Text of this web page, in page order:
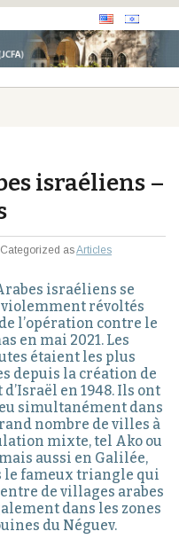
israéliens –
asArticles
israéliens se
révoltés
l’opération contre le
en mai 2021. Les
étaient les plus
depuis la création de
d’Israël en 1948. Ils ont
simultanément dans
nombre de villes à
mixte, tel Ako ou
aussi en Galilée,
le fameux triangle qui
de villages arabes
dans les zones
du Néguev.